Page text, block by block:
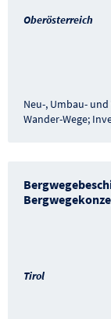
Oberösterreich
Neu-, Umbau-
Wander-Wege;
Tirol